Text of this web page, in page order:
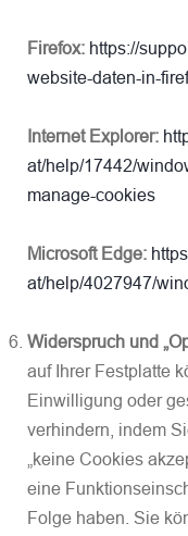
Firefox: https://
website-daten-in-
Internet Explorer:
at/help/17442/
manage-cookies
Microsoft Edge:
at/help/4027947/
Widerspruch und
auf Ihrer Festplatte
Einwilligung oder
verhindern, indem
„keine Cookies
eine
Folge haben. Sie